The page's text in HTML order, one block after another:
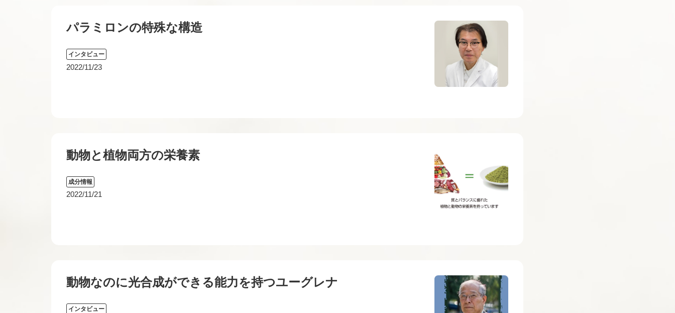
パラミロンの特殊な構造
インタビュー
2022/11/23
動物と植物両方の栄養素
成分情報
2022/11/21
動物なのに光合成ができる能力を持つユーグレナ
インタビュー